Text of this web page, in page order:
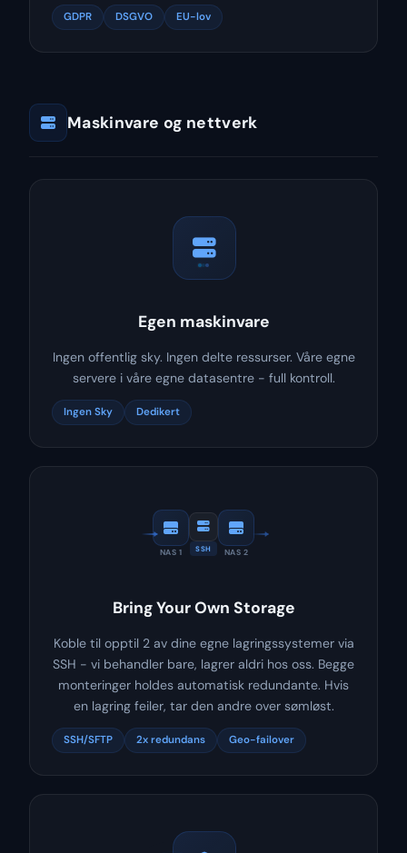
GDPR DSGVO EU-lov
Maskinvare og nettverk
Egen maskinvare
Ingen offentlig sky. Ingen delte ressurser. Våre egne
servere i våre egne datasentre - full kontroll.
Ingen Sky Dedikert
NAS 1 SSH NAS 2
Bring Your Own Storage
Koble til opptil 2 av dine egne lagringssystemer via
SSH - vi behandler bare, lagrer aldri hos oss. Begge
monteringer holdes automatisk redundante. Hvis
en lagring feiler, tar den andre over sømløst.
SSH/SFTP 2x redundans Geo-failover